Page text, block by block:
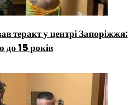
теракт у центрі Запоріжжя:
до 15 років